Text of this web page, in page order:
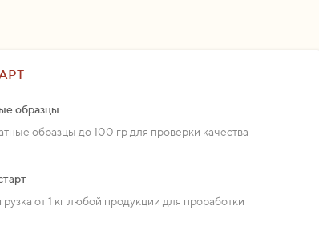
образцы
образцы до 100 гр для проверки качества
от 1 кг любой продукции для проработки